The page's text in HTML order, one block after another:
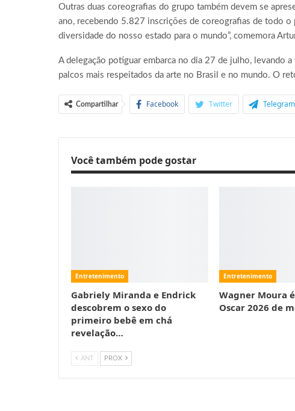
Outras duas coreografias do grupo também devem se
ano, recebendo 5.827 inscrições de coreografias de todo
diversidade do nosso estado para o mundo”, comemora
A delegação potiguar embarca no dia 27 de julho, levando
palcos mais respeitados da arte no Brasil e no mundo. O
Compartilhar Facebook Twitter Telegram
Você também pode gostar
Entretenimento
Gabriely Miranda e Endrick
descobrem o sexo do
primeiro bebê em chá
revelação…
Entretenimento
Wagner Moura
Oscar 2026 de
ANT PROX